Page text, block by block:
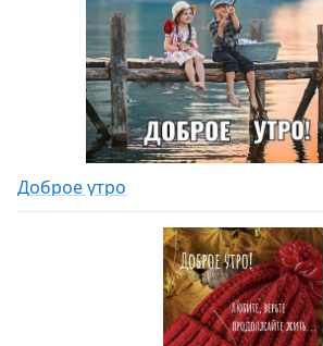
Доброе утро